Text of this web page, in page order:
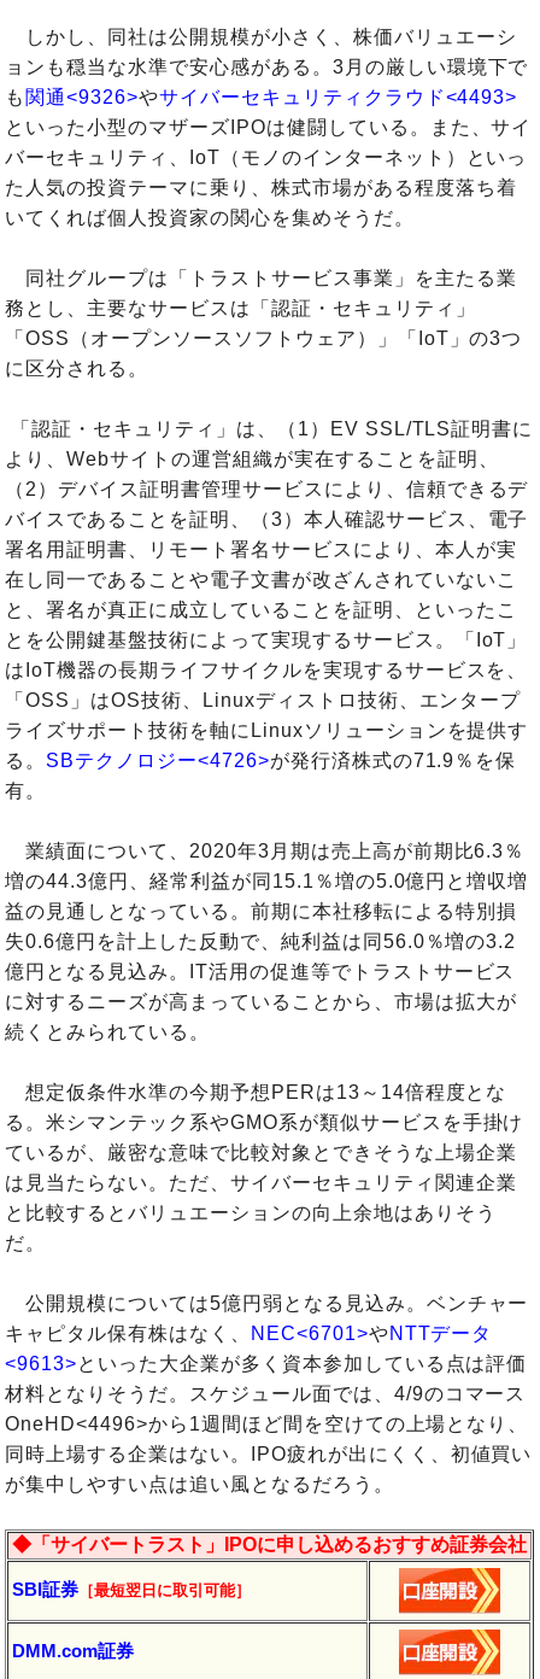
しかし、同社は公開規模が小さく、株価バリュエーシ
ョンも穏当な水準で安心感がある。3月の厳しい環境下で
も 関通<9326>やサイバーセキュリティクラウド<4493>
といった小型のマザーズIPOは健闘している。また、サイ
バーセキュリティ、IoT（モノのインターネット）といっ
た人気の投資テーマに乗り、株式市場がある程度落ち着
いてくれば個人投資家の関心を集めそうだ。
同社グループは「トラストサービス事業」を主たる業
務とし、主要なサービスは「認証・セキュリティ」
「OSS（オープンソースソフトウェア）」「IoT」の3つ
に区分される。
「認証・セキュリティ」は、（1）EV SSL/TLS証明書に
より、Webサイトの運営組織が実在することを証明、
（2）デバイス証明書管理サービスにより、信頼できるデ
バイスであることを証明、（3）本人確認サービス、電子
署名用証明書、リモート署名サービスにより、本人が実
在し同一であることや電子文書が改ざんされていないこ
と、署名が真正に成立していることを証明、といったこ
とを公開鍵基盤技術によって実現するサービス。「IoT」
はIoT機器の長期ライフサイクルを実現するサービスを、
「OSS」はOS技術、Linuxディストロ技術、エンタープ
ライズサポート技術を軸にLinuxソリューションを提供す
る。 SBテクノロジー<4726>が発行済株式の71.9％を保
有。
業績面について、2020年3月期は売上高が前期比6.3％
増の44.3億円、経常利益が同15.1％増の5.0億円と増収増
益の見通しとなっている。前期に本社移転による特別損
失0.6億円を計上した反動で、純利益は同56.0％増の3.2
億円となる見込み。IT活用の促進等でトラストサービス
に対するニーズが高まっていることから、市場は拡大が
続くとみられている。
想定仮条件水準の今期予想PERは13～14倍程度とな
る。米シマンテック系やGMO系が類似サービスを手掛け
ているが、厳密な意味で比較対象とできそうな上場企業
は見当たらない。ただ、サイバーセキュリティ関連企業
と比較するとバリュエーションの向上余地はありそう
だ。
公開規模については5億円弱となる見込み。ベンチャー
キャピタル保有株はなく、
NEC<6701>やNTTデータ
<9613>といった大企業が多く資本参加している点は評価
材料となりそうだ。スケジュール面では、4/9のコマース
OneHD<4496>から1週間ほど間を空けての上場となり、
同時上場する企業はない。IPO疲れが出にくく、初値買い
が集中しやすい点は追い風となるだろう。
◆「サイバートラスト」IPOに申し込めるおすすめ証券会社
SBI証券 ［最短翌日に取引可能］
DMM.com証券